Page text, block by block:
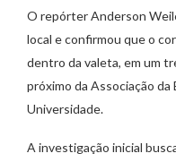
O repórter Anderson
local e confirmou que o
dentro da valeta, em um
próximo da Associação da
Universidade.
A investigação inicial